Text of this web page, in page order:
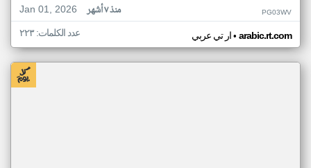
Jan 01, 2026
منذ ٧ أشهر PG03WV
ار تي عربي• arabic.rt.com عدد الكلمات: ٢٢٣